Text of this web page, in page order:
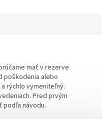
mať v rezerve
poškodenia alebo
rýchlo vymeniteľný.
Pred prvým
návodu.